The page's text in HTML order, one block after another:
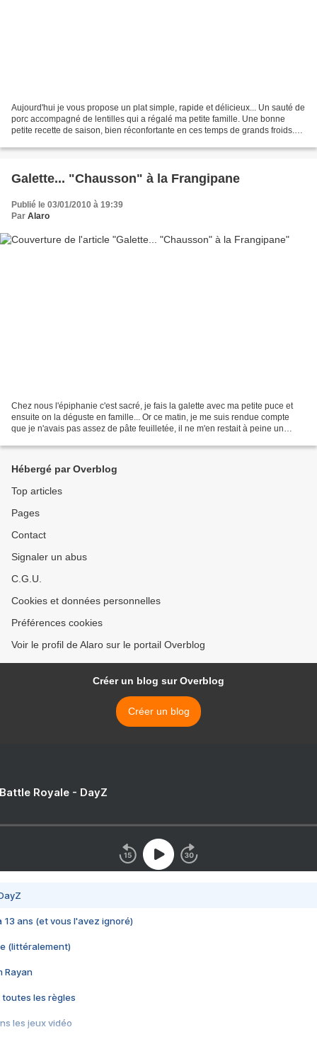
Aujourd'hui je vous propose un plat simple, rapide et délicieux... Un sauté de
porc accompagné de lentilles qui a régalé ma petite famille. Une bonne
petite recette de saison, bien réconfortante en ces temps de grands froids.
Galette... "Chausson" à la Frangipane
Publié le 03/01/2010 à 19:39
Par Alaro
Chez nous l'épiphanie c'est sacré, je fais la galette avec ma petite puce et
ensuite on la déguste en famille... Or ce matin, je me suis rendue compte
que je n'avais pas assez de pâte feuilletée, il ne m'en restait à peine un
Hébergé par Overblog
Top articles
Pages
Contact
Signaler un abus
C.G.U.
Cookies et données personnelles
Préférences cookies
Voir le profil de Alaro sur le portail Overblog
Créer un blog sur Overblog
Créer un blog
Royale - DayZ
13 ans (et vous l'avez ignoré)
(littéralement)
Rayan
toutes les règles
les jeux vidéo